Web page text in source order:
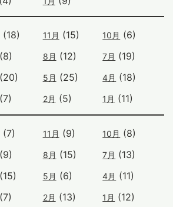
(18) 11月 (15) 10月 (6)
(8) 8月 (12) 7月 (19)
(20) 5月 (25) 4月 (18)
(7) 2月 (5) 1月 (11)
(7) 11月 (9) 10月 (8)
(9) 8月 (15) 7月 (13)
(15) 5月 (6) 4月 (11)
(7) 2月 (13) 1月 (12)